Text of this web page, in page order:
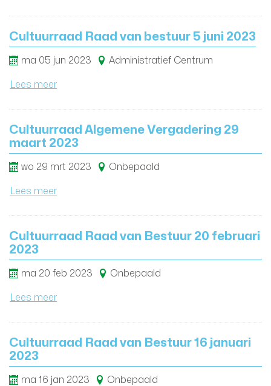
Cultuurraad Raad van bestuur 5 juni 2023
ma 05 jun 2023 Administratief Centrum
Lees meer
Cultuurraad Algemene Vergadering 29
maart 2023
wo 29 mrt 2023 Onbepaald
Lees meer
Cultuurraad Raad van Bestuur 20 februari
2023
ma 20 feb 2023 Onbepaald
Lees meer
Cultuurraad Raad van Bestuur 16 januari
2023
ma 16 jan 2023 Onbepaald